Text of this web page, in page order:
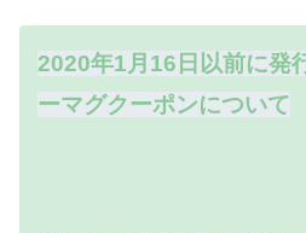
2020年1月16日以前に発
ーマグクーポンについて